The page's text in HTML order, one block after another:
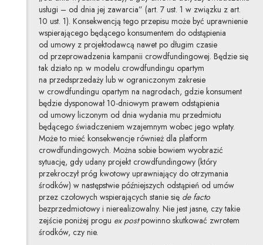
usługi – od dnia jej zawarcia” (art. 7 ust. 1 w związku z art.
10 ust. 1). Konsekwencją tego przepisu może być uprawnienie
wspierającego będącego konsumentem do odstąpienia
od umowy z projektodawcą nawet po długim czasie
od przeprowadzenia kampanii crowdfundingowej. Będzie się
tak działo np. w modelu crowdfundingu opartym
na przedsprzedaży lub w ograniczonym zakresie
w crowdfundingu opartym na nagrodach, gdzie konsument
będzie dysponował 10-dniowym prawem odstąpienia
od umowy liczonym od dnia wydania mu przedmiotu
będącego świadczeniem wzajemnym wobec jego wpłaty.
Może to mieć konsekwencje również dla platform
crowdfundingowych. Można sobie bowiem wyobrazić
sytuację, gdy udany projekt crowdfundingowy (który
przekroczył próg kwotowy uprawniający do otrzymania
środków) w następstwie późniejszych odstąpień od umów
przez czołowych wspierających stanie się de facto
bezprzedmiotowy i nierealizowalny. Nie jest jasne, czy takie
zejście poniżej progu ex postpowinno skutkować zwrotem
środków, czy nie.